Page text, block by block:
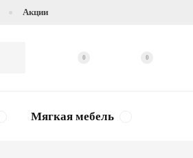
Акции
0 0
Мягкая мебель